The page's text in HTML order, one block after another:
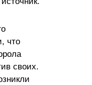
что
своих.